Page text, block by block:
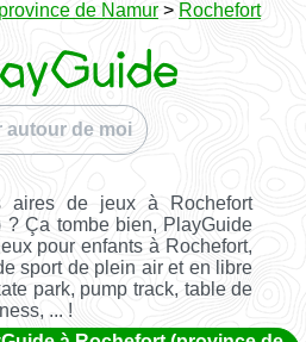
province de Namur > Rochefort
autour de moi
aires de jeux à Rochefort
? Ça tombe bien, PlayGuide
pour enfants à Rochefort,
sport de plein air et en libre
park, pump track, table de
... !